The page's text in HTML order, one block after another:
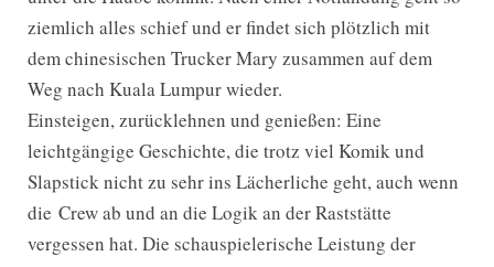
ziemlich alles schief und er findet sich plötzlich mit
dem chinesischen Trucker Mary zusammen auf dem
Weg nach Kuala Lumpur wieder.
Einsteigen, zurücklehnen und genießen: Eine
leichtgängige Geschichte, die trotz viel Komik und
Slapstick nicht zu sehr ins Lächerliche geht, auch wenn
die Crew ab und an die Logik an der Raststätte
vergessen hat. Die schauspielerische Leistung der